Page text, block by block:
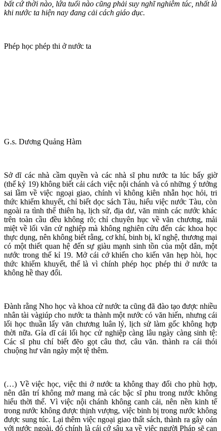
bất cứ thời nào, lứa tuổi nào cũng phải suy nghĩ nghiêm túc, nhất là
khi nước ta hiện nay đang cải cách giáo dục.
Phép học phép thi ở nước ta
G.s. Dương Quảng Hàm
Sở dĩ các nhà cầm quyền và các nhà sĩ phu nước ta lúc bấy giờ
(thế kỷ 19) không biết cải cách việc nội chánh và có những ý tưởng
sai lầm về việc ngoại giao, chính vì không kiên nhẫn học hỏi, tri
thức khiếm khuyết, chỉ biết dọc sách Tàu, hiểu việc nước Tàu, còn
ngoài ra tình thế thiên hạ, lịch sử, địa dư, văn minh các nước khác
trên toàn cầu đều không rõ; chỉ chuyên hục về văn chương, mải
miệt về lối văn cử nghiệp mà không nghiên cửu đến các khoa học
thực dụng, nên không biết rằng, cơ khí, binh bị, kĩ nghệ, thương mại
có một thiết quan hệ đến sự giàu mạnh sinh tồn của một dân, một
nước trong thế kỉ 19. Mở cái cớ khiến cho kiến văn hẹp hòi, học
thức khiếm khuyết, thế là vì chính phép học phép thi ở nước ta
không hề thay đổi.
Đành rằng Nho học và khoa cử nước ta cũng đã đào tạo được nhiều
nhân tài vàgiúp cho nước ta thành một nước có văn hiến, nhưng cái
lối học thuần lấy văn chương luân lý, lịch sử làm gốc không hợp
thời nữa. Gỉa dĩ cái lối học cử nghiệp càng lâu ngày càng sinh tệ:
Các sĩ phu chí biết đẽo gọt câu thơ, câu văn. thành ra cái thói
chuộng hư văn ngày một tệ thêm.
(…) Về việc học, việc thi ở nước ta không thay đổi cho phù hợp,
nên dân trí không mở mang mà các bậc sĩ phu trong nước không
hiểu thời thế. Vì việc nội chánh không canh cải, nên nền kinh tế
trong nước không được thịnh vượng, việc binh bị trong nước không
được sung túc. Lại thêm việc ngoại giao thất sách, thành ra gây oán
với nước ngoài, đó chính là cái cớ sâu xa về việc người Pháp sẽ can